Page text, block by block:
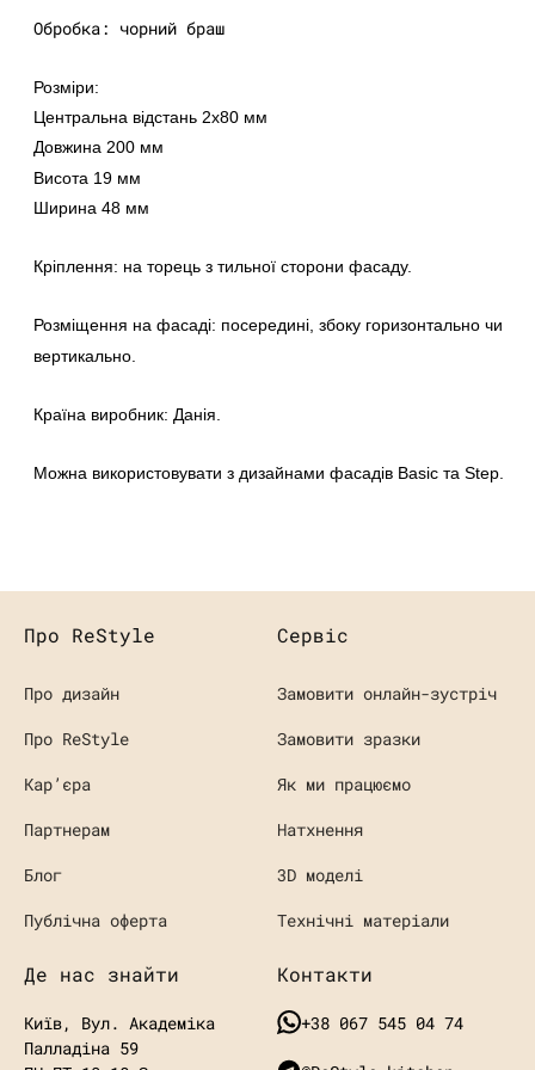
Обробка: чорний браш
Розміри:
Центральна відстань 2x80 мм
Довжина 200 мм
Висота 19 мм
Ширина 48 мм
Кріплення: на торець з тильної сторони фасаду.
Розміщення на фасаді: посередині, збоку горизонтально чи
вертикально.
Країна виробник: Данія.
Можна використовувати з дизайнами фасадів Basic та Step.
Про ReStyle
Про дизайн
Про ReStyle
Кaр’єра
Партнерам
Блог
Публічна оферта
Сервіс
Замовити онлайн-зустріч
Замовити зразки
Як ми працюємо
Натхнення
3D моделі
Технічні матеріали
Де нас знайти
Київ, Вул. Академіка
Палладіна 59
Контакти
+38 067 545 04 74